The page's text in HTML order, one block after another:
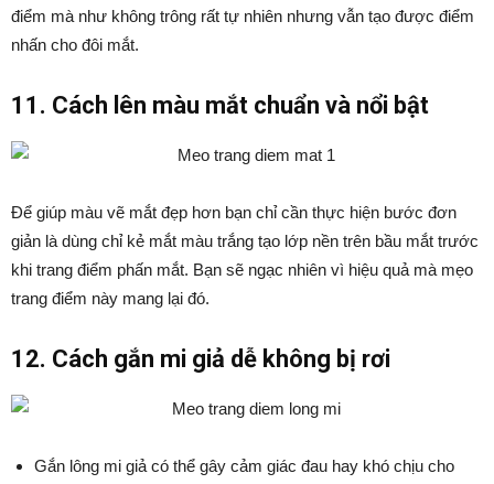
điểm mà như không trông rất tự nhiên nhưng vẫn tạo được điểm
nhấn cho đôi mắt.
11. Cách lên màu mắt chuẩn và nổi bật
Để giúp màu vẽ mắt đẹp hơn bạn chỉ cần thực hiện bước đơn
giản là dùng chỉ kẻ mắt màu trắng tạo lớp nền trên bầu mắt trước
khi trang điểm phấn mắt. Bạn sẽ ngạc nhiên vì hiệu quả mà mẹo
trang điểm này mang lại đó.
12. Cách gắn mi giả dễ không bị rơi
Gắn lông mi giả có thể gây cảm giác đau hay khó chịu cho